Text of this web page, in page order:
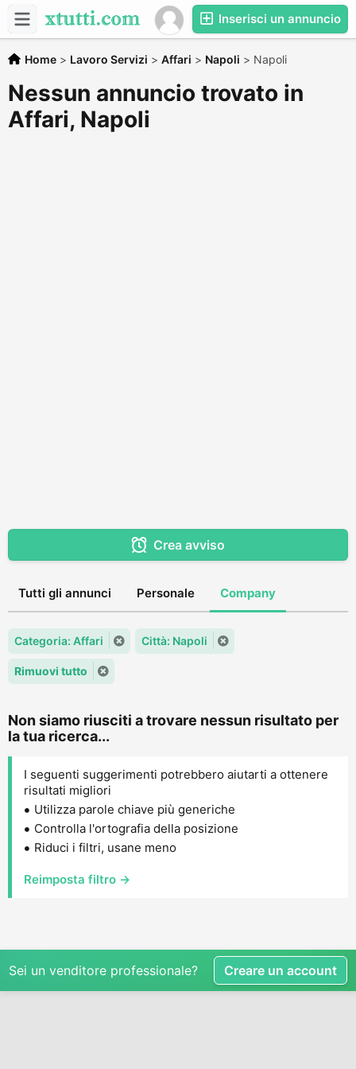
Inserisci un annuncio
Home > Lavoro Servizi > Affari > Napoli > Napoli
Nessun annuncio trovato in
Affari, Napoli
Crea avviso
Tutti gli annunci Personale Company
Categoria: Affari Città: Napoli
Rimuovi tutto
Non siamo riusciti a trovare nessun risultato per
la tua ricerca...
I seguenti suggerimenti potrebbero aiutarti a ottenere
risultati migliori
Utilizza parole chiave più generiche
Controlla l'ortografia della posizione
Riduci i filtri, usane meno
Reimposta filtro →
Sei un venditore professionale? Creare un account